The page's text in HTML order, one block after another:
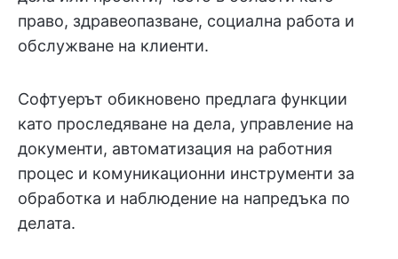
право, здравеопазване, социална работа и
обслужване на клиенти.
Софтуерът обикновено предлага функции
като проследяване на дела, управление на
документи, автоматизация на работния
процес и комуникационни инструменти за
обработка и наблюдение на напредъка по
делата.